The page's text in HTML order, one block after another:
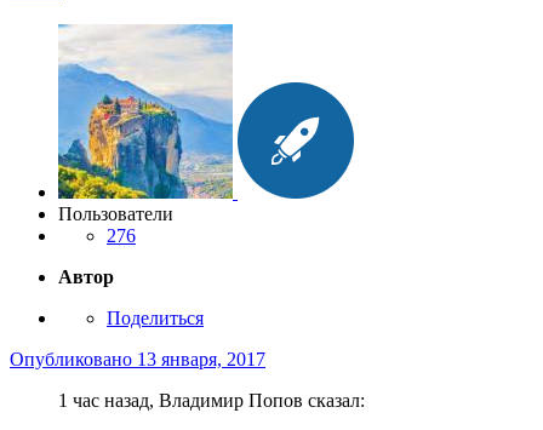
Пользователи
276
Автор
Поделиться
Опубликовано 13 января, 2017
1 час назад, Владимир Попов сказал: